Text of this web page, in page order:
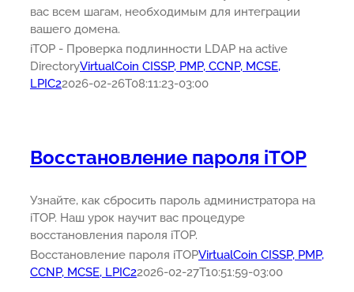
вас всем шагам, необходимым для интеграции
вашего домена.
iTOP - Проверка подлинности LDAP на active
DirectoryVirtualCoin CISSP, PMP, CCNP, MCSE,
LPIC22026-02-26T08:11:23-03:00
Восстановление пароля iTOP
Узнайте, как сбросить пароль администратора на
iTOP. Наш урок научит вас процедуре
восстановления пароля iTOP.
Восстановление пароля iTOPVirtualCoin CISSP, PMP,
CCNP, MCSE, LPIC22026-02-27T10:51:59-03:00